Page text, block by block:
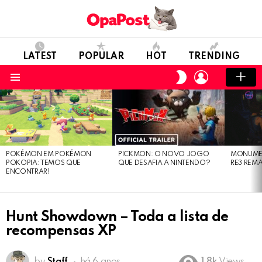
LATEST POPULAR HOT TRENDING
SWITCH
SKIN
LOGIN
LATEST
STORIES
POKÉMON EM POKÉMON
POKOPIA: TEMOS QUE
ENCONTRAR!
PICKMON: O NOVO JOGO
QUE DESAFIA A NINTENDO?
RE3
Hunt Showdown – Toda a lista de
recompensas XP